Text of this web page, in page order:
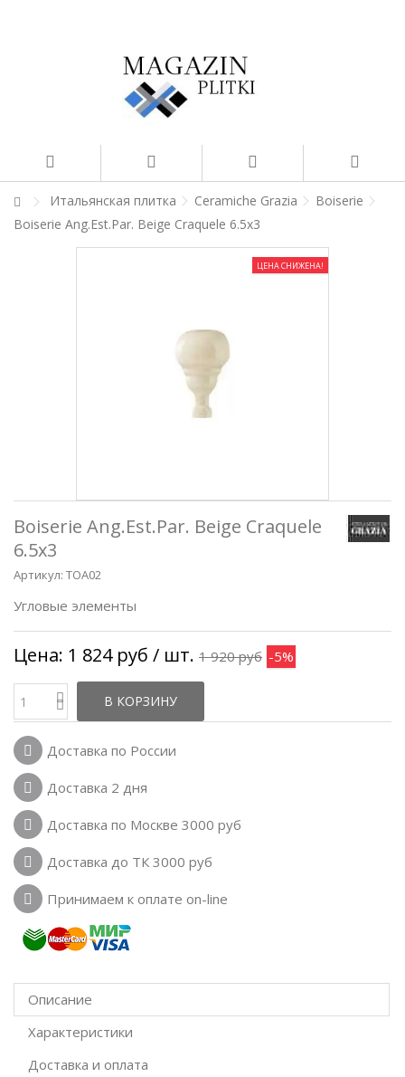
Итальянская плитка Ceramiche Grazia
Boiserie
Boiserie Ang.Est.Par. Beige Craquele 6.5x3
ЦЕНА СНИЖЕНА!
Boiserie Ang.Est.Par. Beige Craquele
6.5x3
Артикул: TOA02
Угловые элементы
Цена: 1 824 руб / шт. 1 920 руб -5%
В КОРЗИНУ
Доставка по России
Доставка 2 дня
Доставка по Москве 3000 руб
Доставка до ТК 3000 руб
Принимаем к оплате on-line
Описание
Характеристики
Доставка и оплата